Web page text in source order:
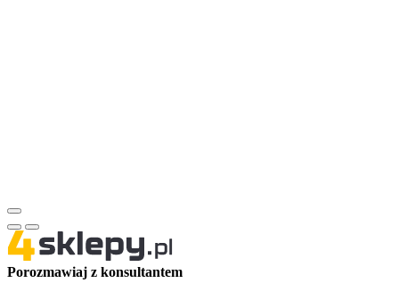
Porozmawiaj z konsultantem